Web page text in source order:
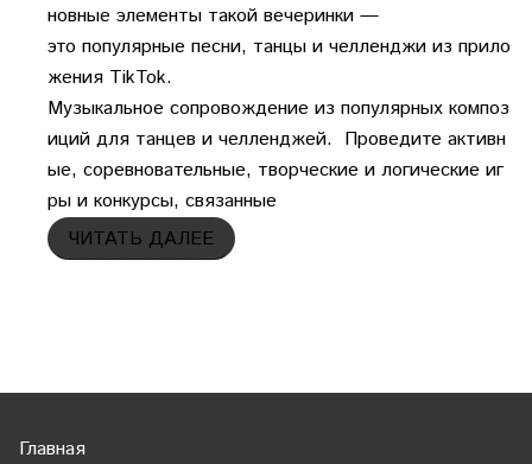
новные элементы такой вечеринки —
это популярные песни, танцы и челленджи из прило
жения TikTok.
Музыкальное сопровождение из популярных композ
иций для танцев и челленджей. Проведите активн
ые, соревновательные, творческие и логические иг
ры и конкурсы, связанные
ЧИТАТЬ ДАЛЕЕ
Главная